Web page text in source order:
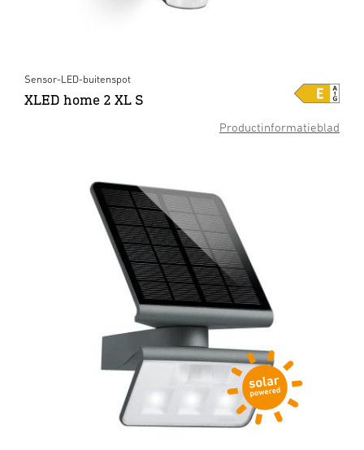
Productinformatieblad
Sensor-LED-buitenspot
XLED home 2 XL S